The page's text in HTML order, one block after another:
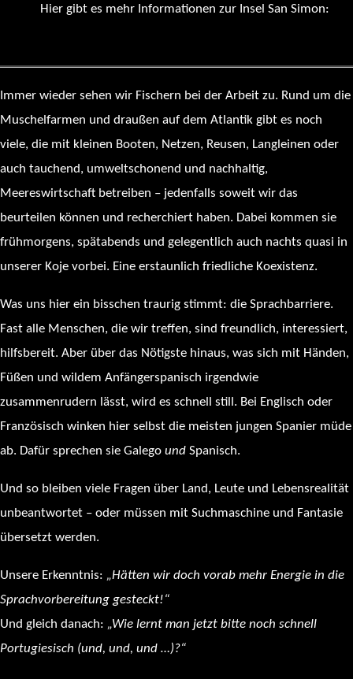
Hier gibt es mehr Informationen zur Insel San Simon:
Immer wieder sehen wir Fischern bei der Arbeit zu. Rund um die
Muschelfarmen und draußen auf dem Atlantik gibt es noch
viele, die mit kleinen Booten, Netzen, Reusen, Langleinen oder
auch tauchend, umweltschonend und nachhaltig,
Meereswirtschaft betreiben – jedenfalls soweit wir das
beurteilen können und recherchiert haben. Dabei kommen sie
frühmorgens, spätabends und gelegentlich auch nachts quasi in
unserer Koje vorbei. Eine erstaunlich friedliche Koexistenz.
Was uns hier ein bisschen traurig stimmt: die Sprachbarriere.
Fast alle Menschen, die wir treffen, sind freundlich, interessiert,
hilfsbereit. Aber über das Nötigste hinaus, was sich mit Händen,
Füßen und wildem Anfängerspanisch irgendwie
zusammenrudern lässt, wird es schnell still. Bei Englisch oder
Französisch winken hier selbst die meisten jungen Spanier müde
ab. Dafür sprechen sie Galego und Spanisch.
Und so bleiben viele Fragen über Land, Leute und Lebensrealität
unbeantwortet – oder müssen mit Suchmaschine und Fantasie
übersetzt werden.
Unsere Erkenntnis: „Hätten wir doch vorab mehr Energie in die
Sprachvorbereitung gesteckt!“
Und gleich danach: „Wie lernt man jetzt bitte noch schnell
Portugiesisch (und, und, und …)?“